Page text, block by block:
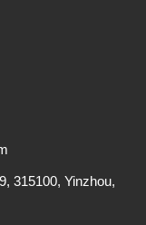
315100, Yinzhou,